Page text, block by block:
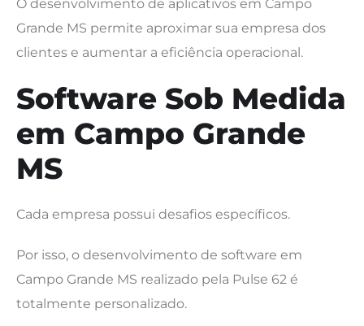
O desenvolvimento de aplicativos em Campo
Grande MS permite aproximar sua empresa dos
clientes e aumentar a eficiência operacional.
Software Sob Medida
em Campo Grande
MS
Cada empresa possui desafios específicos.
Por isso, o desenvolvimento de software em
Campo Grande MS realizado pela Pulse 62 é
totalmente personalizado.